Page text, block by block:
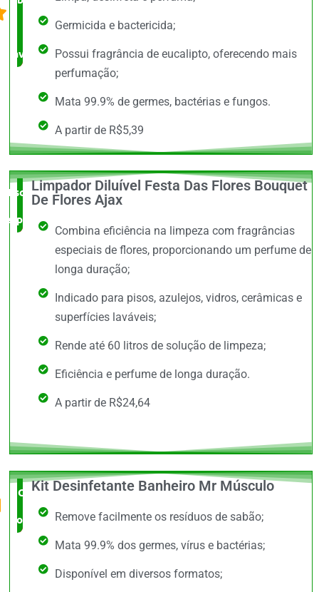
bem
avaliado!
Germicida e bactericida;
Possui fragrância de eucalipto, oferecendo mais
perfumação;
Mata 99.9% de germes, bactérias e fungos.
A partir de R$5,39
Escolha do
especialista
Limpador Diluível Festa Das Flores Bouquet
De Flores Ajax
Combina eficiência na limpeza com fragrâncias
especiais de flores, proporcionando um perfume de
longa duração;
Indicado para pisos, azulejos, vidros, cerâmicas e
superfícies laváveis;
Rende até 60 litros de solução de limpeza;
Eficiência e perfume de longa duração.
A partir de R$24,64
O Mais
completo
Kit Desinfetante Banheiro Mr Músculo
Remove facilmente os resíduos de sabão;
Mata 99.9% dos germes, vírus e bactérias;
Disponível em diversos formatos;